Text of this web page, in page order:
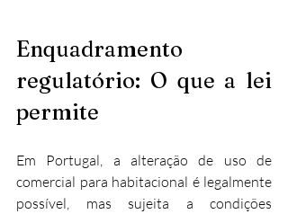
Enquadramento
regulatório: O que a lei
permite
Em Portugal, a alteração de uso de
comercial para habitacional é legalmente
possível, mas sujeita a condições